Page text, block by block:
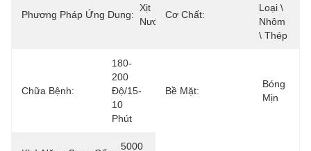
Phương Pháp Ứng Dụng:
Xịt
Nước
Cơ Chất:
Loại \
Nhôm
\ Thép
Chữa Bệnh:
180-
200
Độ/15-
10
Phút
Bề Mặt:
Bóng
Mịn
5000